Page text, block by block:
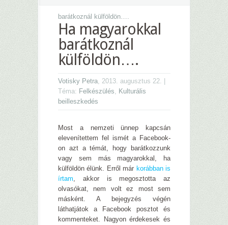
barátkoznál külföldön….
Ha magyarokkal
barátkoznál
külföldön….
Votisky Petra, 2013. augusztus 22. |
Téma: Felkészülés, Kulturális
beilleszkedés
Most a nemzeti ünnep kapcsán
elevenítettem fel ismét a Facebook-
on azt a témát, hogy barátkozzunk
vagy sem más magyarokkal, ha
külföldön élünk. Erről már korábban is
írtam, akkor is megosztotta az
olvasókat, nem volt ez most sem
másként. A bejegyzés végén
láthatjátok a Facebook posztot és
kommenteket. Nagyon érdekesek és